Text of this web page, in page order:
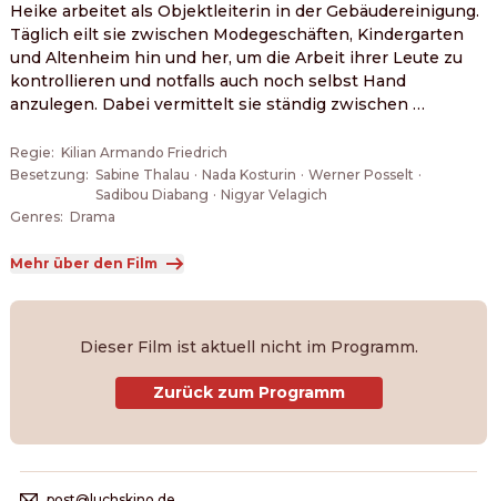
Heike arbeitet als Objektleiterin in der Gebäudereinigung.
Täglich eilt sie zwischen Modegeschäften, Kindergarten
und Altenheim hin und her, um die Arbeit ihrer Leute zu
kontrollieren und notfalls auch noch selbst Hand
anzulegen. Dabei vermittelt sie ständig zwischen
Nachdem sie versucht hat, eine Arbeitskraft eines
wichtigen Subunternehmers abzuwerben, droht dieser,
seine Unterstützung einzustellen, es sei denn, er erhält
mehr Stunden und mehr Umsatz. Um diesen Forderungen
zwischen ihrer Verantwortung gegenüber den eigenen
zunehmend an ihre Grenzen.
Regie: Kilian Armando Friedrich
Besetzung: Sabine Thalau · Nada Kosturin · Werner Posselt ·
Sadibou Diabang · Nigyar Velagich
Genres: Drama
Mehr über den Film
Dieser Film ist aktuell nicht im Programm.
Zurück zum Programm